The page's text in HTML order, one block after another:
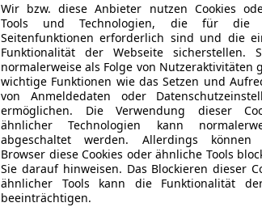
Wir bzw. diese Anbieter nutzen Cookies
Tools und Technologien, die für die
Seitenfunktionen erforderlich sind und die
Funktionalität der Webseite sicherstellen.
normalerweise als Folge von Nutzeraktivitäten
wichtige Funktionen wie das Setzen und
von Anmeldedaten oder
ermöglichen. Die Verwendung dieser
ähnlicher Technologien kann
abgeschaltet werden. Allerdings können
Browser diese Cookies oder ähnliche Tools
Sie darauf hinweisen. Das Blockieren dieser
ähnlicher Tools kann die Funktionalität
beeinträchtigen.